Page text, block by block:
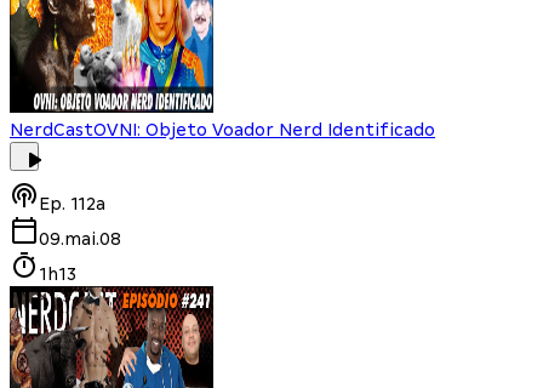
NerdCastOVNI: Objeto Voador Nerd Identificado
Ep. 112a
09.mai.08
1h13